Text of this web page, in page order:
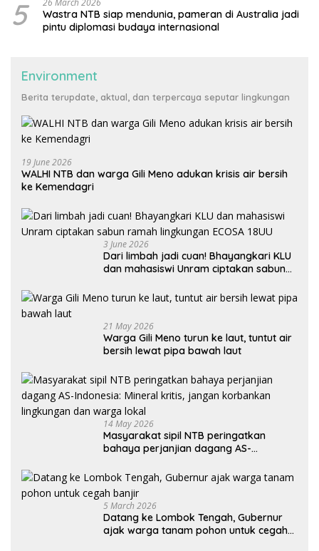
5 26 March 2026
Wastra NTB siap mendunia, pameran di Australia jadi
pintu diplomasi budaya internasional
Environment
Berita terupdate, aktual, dan terpercaya seputar lingkungan
19 June 2026
WALHI NTB dan warga Gili Meno adukan krisis air bersih
ke Kemendagri
3 June 2026
Dari limbah jadi cuan! Bhayangkari KLU
dan mahasiswi Unram ciptakan sabun
21 May 2026
Warga Gili Meno turun ke laut, tuntut air
bersih lewat pipa bawah laut
14 May 2026
Masyarakat sipil NTB peringatkan
bahaya perjanjian dagang AS-
korbankan lingkungan dan warga lokal
5 March 2026
Datang ke Lombok Tengah, Gubernur
ajak warga tanam pohon untuk cegah